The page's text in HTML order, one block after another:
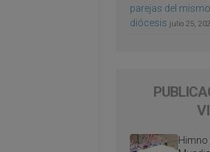
parejas del
diócesis julio 25,
Himno